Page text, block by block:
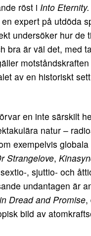
röst i Into Eternity.
expert på utdöda
undersöker hur de
bra är väl det, med
av en historiskt
en inte särskilt
natur –
exempelvis
Strangelove,
, sjuttio- och
undantagen är
Dread and Promise,
bild av